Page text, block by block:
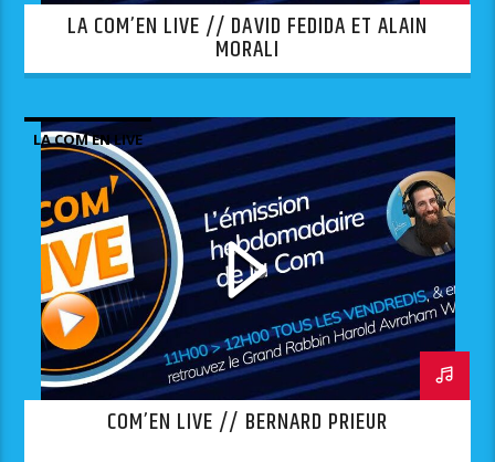
LA COM’EN LIVE // DAVID FEDIDA ET ALAIN
MORALI
LA COM EN LIVE
COM’EN LIVE // BERNARD PRIEUR